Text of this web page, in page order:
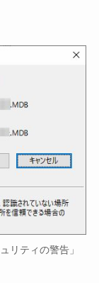
リティの警告」